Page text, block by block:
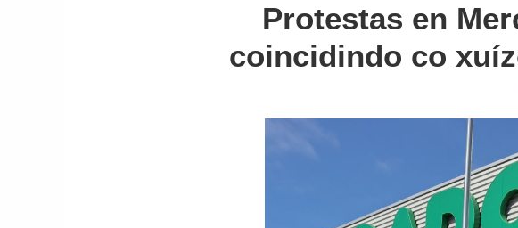
Protestas en
coincidindo co